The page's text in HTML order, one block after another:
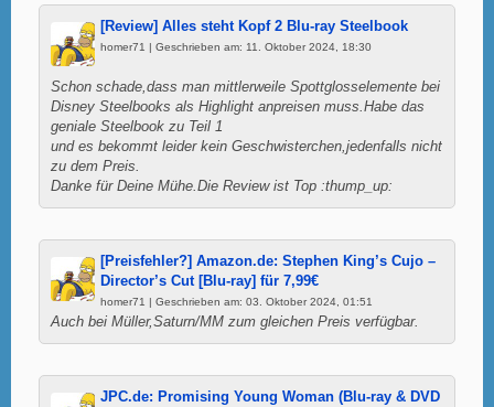
[Review] Alles steht Kopf 2 Blu-ray Steelbook
homer71 | Geschrieben am: 11. Oktober 2024, 18:30
Schon schade,dass man mittlerweile Spottglosselemente bei
Disney Steelbooks als Highlight anpreisen muss.Habe das
geniale Steelbook zu Teil 1
und es bekommt leider kein Geschwisterchen,jedenfalls nicht
zu dem Preis.
Danke für Deine Mühe.Die Review ist Top :thump_up:
[Preisfehler?] Amazon.de: Stephen King’s Cujo –
Director’s Cut [Blu-ray] für 7,99€
homer71 | Geschrieben am: 03. Oktober 2024, 01:51
Auch bei Müller,Saturn/MM zum gleichen Preis verfügbar.
JPC.de: Promising Young Woman (Blu-ray & DVD